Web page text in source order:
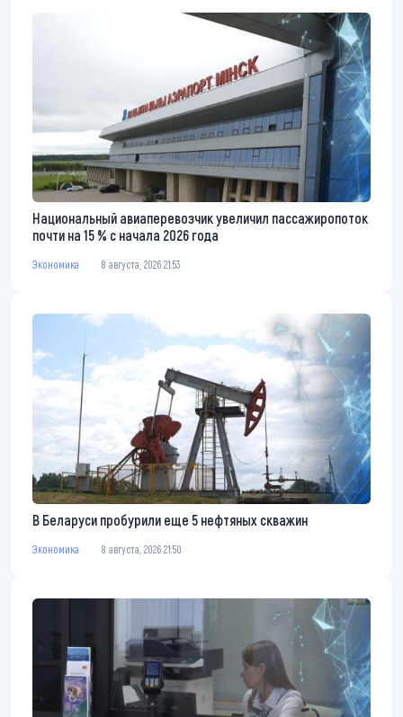
Национальный авиаперевозчик увеличил пассажиропоток
почти на 15 % с начала 2026 года
Экономика 8 августа, 2026 21:53
В Беларуси пробурили еще 5 нефтяных скважин
Экономика 8 августа, 2026 21:50